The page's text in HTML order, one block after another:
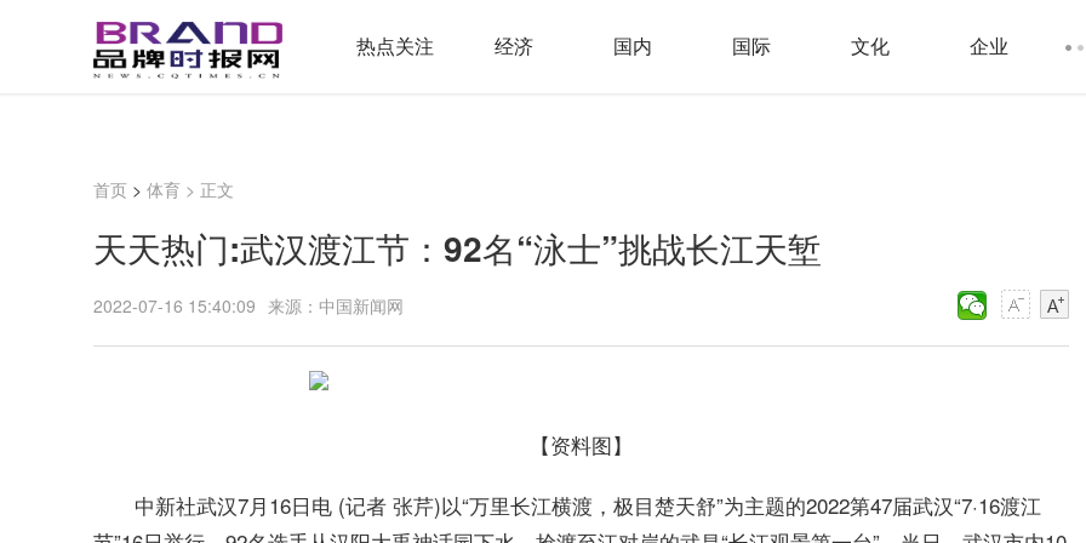
热点关注 经济 国内 国际 文化 企业
首页 > 体育 > 正文
天天热门:武汉渡江节：92名“泳士”挑战长江天堑
2022-07-16 15:40:09 来源：中国新闻网
【资料图】
中新社武汉7月16日电 (记者 张芹)以“万里长江横渡，极目楚天舒”为主题的2022第47届武汉“7·16渡江